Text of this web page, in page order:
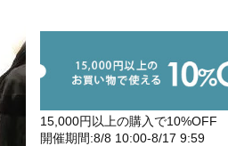
15,000円以上の購入で10%OFF
開催期間:8/8 10:00-8/17 9:59